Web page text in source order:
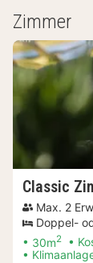
Zimmer
Classic
Max. 2
Doppel-
30m2